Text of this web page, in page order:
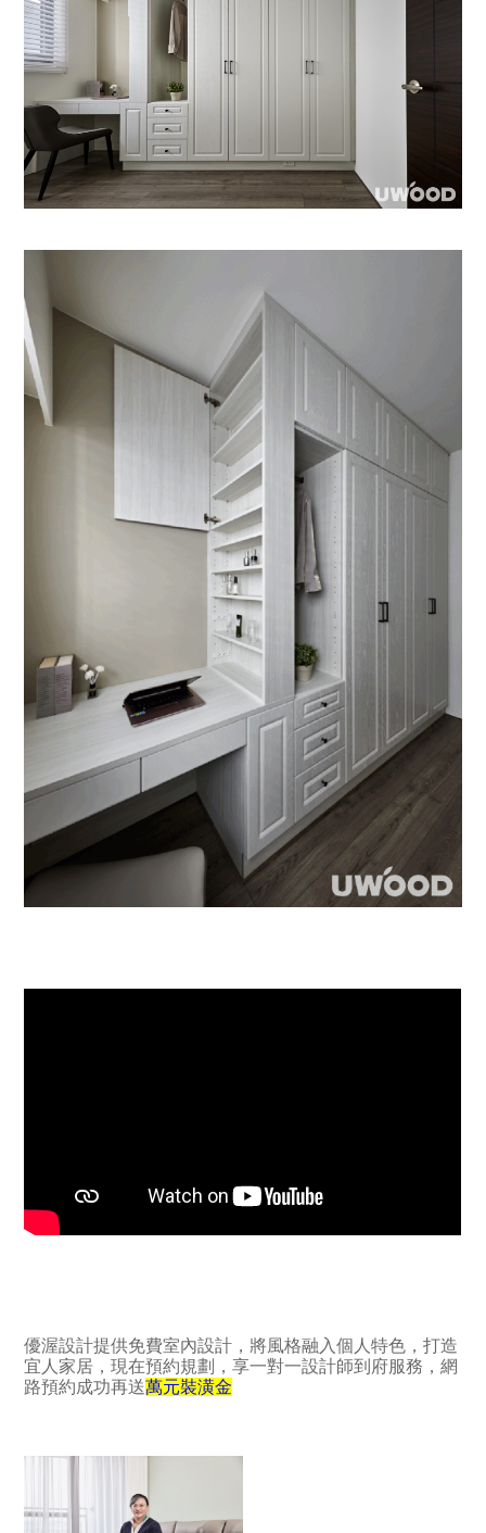
優渥設計提供免費室內設計，將風格融入個人特色，打造
宜人家居，現在預約規劃，享一對一設計師到府服務，網
路預約成功再送萬元裝潢金